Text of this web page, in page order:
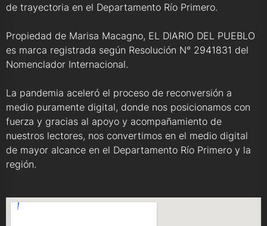
de trayectoria en el Departamento Río Primero.
Propiedad de Marisa Macagno, EL DIARIO DEL PUEBLO
es marca registrada según Resolución N° 2941831 del
Nomenclador Internacional.
La pandemia aceleró el proceso de reconversión a
medio puramente digital, donde nos posicionamos con
fuerza y gracias al apoyo y acompañamiento de
nuestros lectores, nos convertimos en el medio digital
de mayor alcance en el Departamento Río Primero y la
región.